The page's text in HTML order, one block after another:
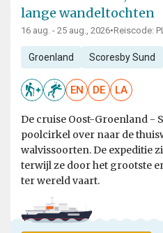
lange wandeltochten
16 aug. - 25 aug., 2026•Reiscode:
Groenland Scoresby Sund
EN DE LA
De cruise Oost-Groenland -
poolcirkel over naar de
walvissoorten. De expeditie
terwijl ze door het grootste
ter wereld vaart.